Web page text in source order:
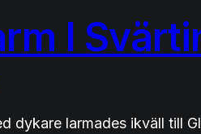
I
dykare larmades ikväll till